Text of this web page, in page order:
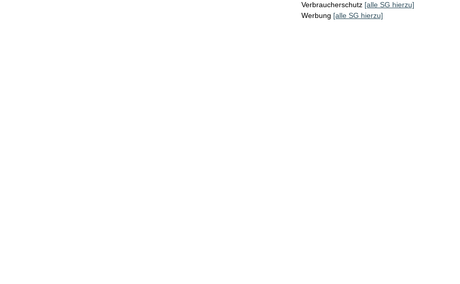
Verbraucherschutz [alle SG hierzu]
Werbung [alle SG hierzu]